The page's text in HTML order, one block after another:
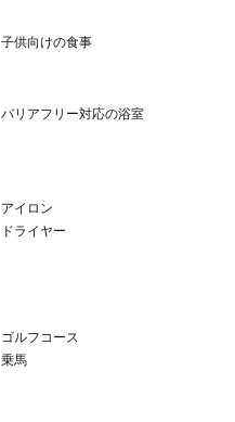
子供向けの食事
バリアフリー対応の浴室
アイロン
ドライヤー
ゴルフコース
乗馬